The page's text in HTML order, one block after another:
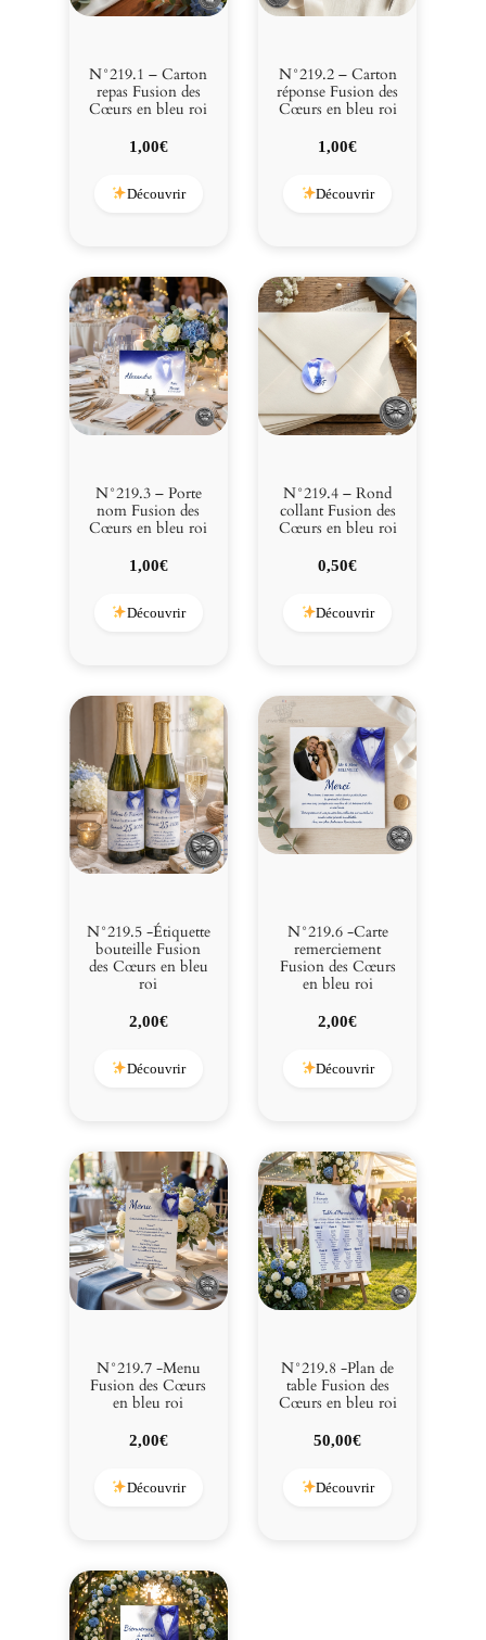
N°219.1 – Carton
repas Fusion des
Cœurs en bleu roi
1,00€
Découvrir
N°219.2 – Carton
réponse Fusion des
Cœurs en bleu roi
1,00€
Découvrir
N°219.3 – Porte
nom Fusion des
Cœurs en bleu roi
1,00€
Découvrir
N°219.4 – Rond
collant Fusion des
Cœurs en bleu roi
0,50€
Découvrir
N°219.5 -Étiquette
bouteille Fusion
des Cœurs en bleu
roi
2,00€
Découvrir
N°219.6 -Carte
remerciement
Fusion des Cœurs
en bleu roi
2,00€
Découvrir
N°219.7 -Menu
Fusion des Cœurs
en bleu roi
2,00€
Découvrir
N°219.8 -Plan de
table Fusion des
Cœurs en bleu roi
50,00€
Découvrir